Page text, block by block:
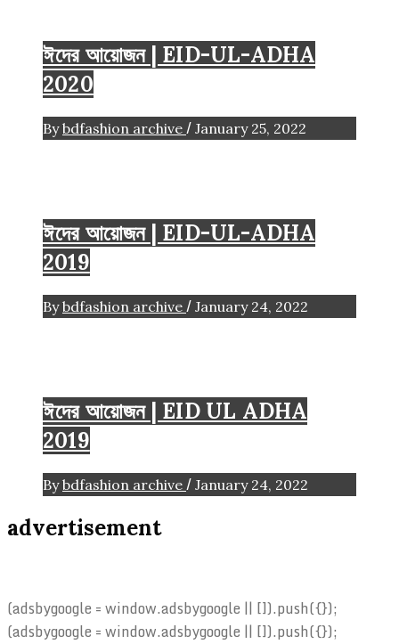
ঈদের আয়োজন | EID-UL-ADHA
2020
By bdfashion archive / January 25, 2022
ঈদের আয়োজন | EID-UL-ADHA
2019
By bdfashion archive / January 24, 2022
ঈদের আয়োজন | EID UL ADHA
2019
By bdfashion archive / January 24, 2022
advertisement
(adsbygoogle = window.adsbygoogle || []).push({});
(adsbygoogle = window.adsbygoogle || []).push({});